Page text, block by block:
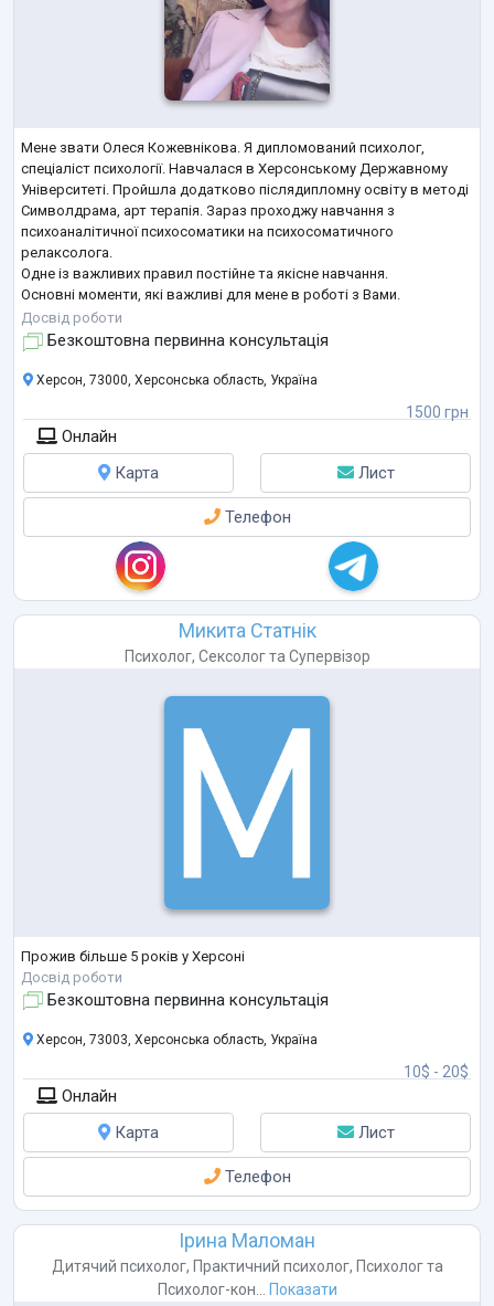
Мене звати Олеся Кожевнікова. Я дипломований психолог,
спеціаліст психології. Навчалася в Херсонському Державному
Університеті. Пройшла додатково післядипломну освіту в методі
Символдрама, арт терапія. Зараз проходжу навчання з
психоаналітичної психосоматики на психосоматичного
релаксолога.
Одне із важливих правил постійне та якісне навчання.
Основні моменти, які важливі для мене в роботі з Вами.
Конфіденційність -все, про що говоритимемо, залишиться на
сесії. Емоційна безпека- будь-які емоції, які Ви проживаєте це
Досвід роботи
Безкоштовна первинна консультація
1500 грн
Херсон, 73000, Херсонська область, Україна
Онлайн
Карта
Лист
Телефон
Микита Статнік
Психолог, СексологтаСупервізор
Прожив більше 5 років у Херсоні
Досвід роботи
Безкоштовна первинна консультація
10$ - 20$
Херсон, 73003, Херсонська область, Україна
Онлайн
Карта
Лист
Телефон
Ірина Маломан
Дитячий психолог, Практичний психолог, Психологта
Психолог-кон...
Показати